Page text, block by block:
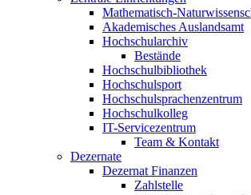
Mathematisch-
Akademisches Auslandsamt
Hochschularchiv
Bestände
Hochschulbibliothek
Hochschulsport
Hochschulsprachenzentrum
Hochschulkolleg
IT-Servicezentrum
Team & Kontakt
Dezernate
Dezernat Finanzen
Zahlstelle